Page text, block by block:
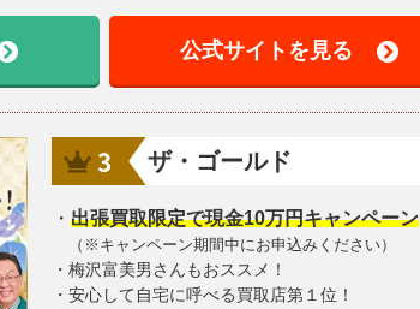
公式サイトを見る
ザ・ゴールド
・ 出張買取限定で現金10万円キャンペーン
（※キャンペーン期間中にお申込みください）
・梅沢富美男さんもおススメ！
・安心して自宅に呼べる買取店第１位！